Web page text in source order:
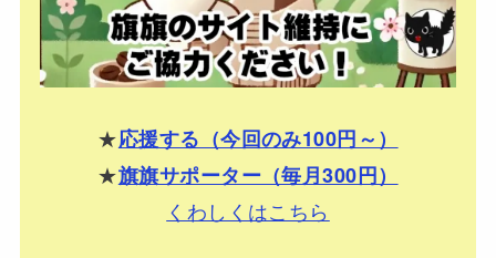
★応援する（今回のみ100円～）
★旗旗サポーター（毎月300円）
くわしくはこちら